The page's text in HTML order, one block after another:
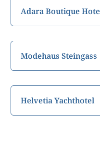
Adara Boutique
Modehaus Steingass
Helvetia Yachthotel